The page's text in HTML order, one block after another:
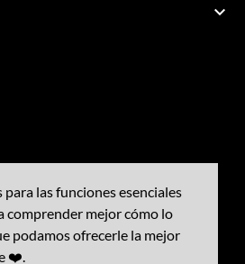
las funciones esenciales
comprender mejor cómo lo
podamos ofrecerle la mejor
❤️.
